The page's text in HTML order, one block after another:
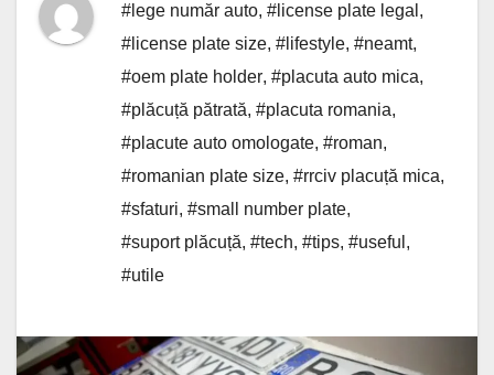
#lege număr auto, #license plate legal ,
#license plate size, #lifestyle, #neamt,
#oem plate holder, #placuta auto mica,
#plăcuță pătrată, #placuta romania,
#placute auto omologate, #roman,
#romanian plate size, #rrciv placuță mica,
#sfaturi, #small number plate,
#suport plăcuță, #tech, #tips, #useful ,
#utile